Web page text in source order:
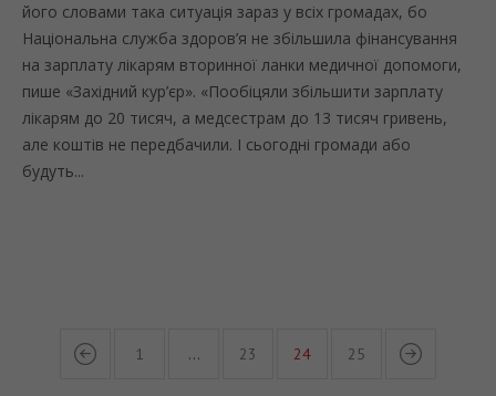
його словами така ситуація зараз у всіх громадах, бо
Національна служба здоров’я не збільшила фінансування
на зарплату лікарям вторинної ланки медичної допомоги,
пише «Західний кур’єр». «Пообіцяли збільшити зарплату
лікарям до 20 тисяч, а медсестрам до 13 тисяч гривень,
але коштів не передбачили. І сьогодні громади або
будуть...
1 … 23 24 25